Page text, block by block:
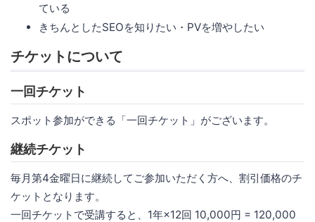
ている
きちんとしたSEOを知りたい・PVを増やしたい
チケットについて
一回チケット
スポット参加ができる「一回チケット」がございます。
継続チケット
毎月第4金曜日に継続してご参加いただく方へ、割引価格のチ
ケットとなります。
一回チケットで受講すると、1年×12回 10,000円 = 120,000